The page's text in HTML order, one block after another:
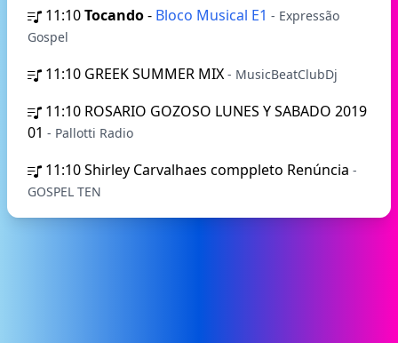
11:10Tocando- Bloco Musical E1 - Expressão
Gospel
11:10 GREEK SUMMER MIX - MusicBeatClubDj
11:10 ROSARIO GOZOSO LUNES Y SABADO 2019
01 - Pallotti Radio
11:10Shirley Carvalhaes comppleto Renúncia -
GOSPEL TEN